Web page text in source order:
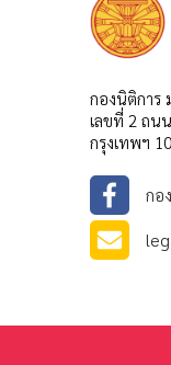
กองนิติการ
เลขที่ 2 ถน
กรุงเทพฯ
กอ